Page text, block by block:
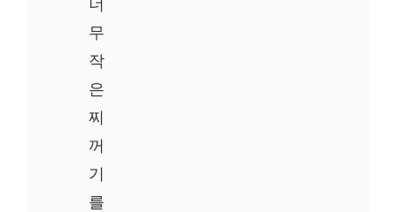
무
작
은
찌
꺼
기
를